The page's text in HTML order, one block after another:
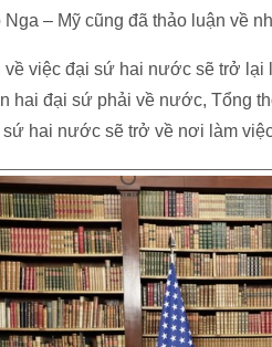
Nga – Mỹ cũng đã thảo luận về
việc đại sứ hai nước sẽ trở lại
hai đại sứ phải về nước, Tổng
sứ hai nước sẽ trở về nơi làm